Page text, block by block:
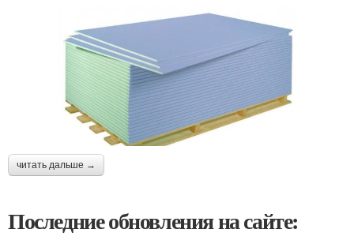
читать дальше →
Последние обновления на сайте: